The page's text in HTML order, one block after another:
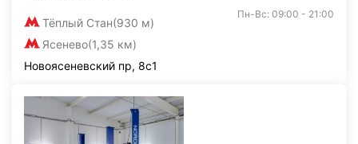
Тёплый Стан(930 м)
Ясенево(1,35 км)
Пн-Вс: 09:00 - 21:00
Новоясеневский пр, 8с1